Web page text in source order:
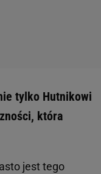
tylko Hutnikowi
która
jest tego